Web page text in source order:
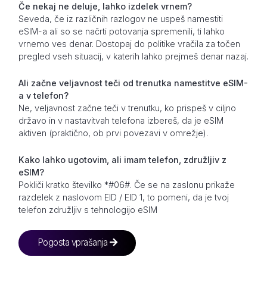
Če nekaj ne deluje, lahko izdelek vrnem?
Seveda, če iz različnih razlogov ne uspeš namestiti
eSIM-a ali so se načrti potovanja spremenili, ti lahko
vrnemo ves denar. Dostopaj do politike vračila za točen
pregled vseh situacij, v katerih lahko prejmeš denar nazaj.
Ali začne veljavnost teči od trenutka namestitve eSIM-
a v telefon?
Ne, veljavnost začne teči v trenutku, ko prispeš v ciljno
državo in v nastavitvah telefona izbereš, da je eSIM
aktiven (praktično, ob prvi povezavi v omrežje).
Kako lahko ugotovim, ali imam telefon, združljiv z
eSIM?
Pokliči kratko številko *#06#. Če se na zaslonu prikaže
razdelek z naslovom EID / EID 1, to pomeni, da je tvoj
telefon združljiv s tehnologijo eSIM
Pogosta vprašanja